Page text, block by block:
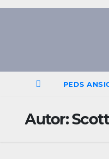
Zum
PEDS
Autor: